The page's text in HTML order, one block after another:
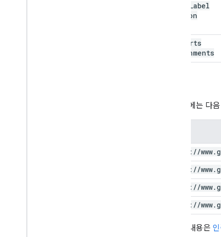
Label
Version
supports
Attachments
이 요청에는 다
https: //www.
https: //www.
https: //www.
https: //www.
자세한 내용은